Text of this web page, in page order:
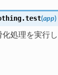
test(app)
化処理を実行